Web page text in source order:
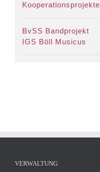
Kooperationsprojekte
BvSS Bandprojekt
IGS Böll Musicus
VERWALTUNG